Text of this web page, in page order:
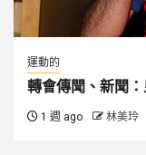
運動的
轉會傳聞、新聞
1 週 ago 林美玲